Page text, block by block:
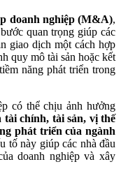
doanh nghiệp (M&A),
quan trọng giúp các
giao dịch một cách hợp
quy mô tài sản hoặc kết
năng phát triển trong
có thể chịu ảnh hưởng
tài chính, tài sản, vị thế
phát triển của ngành
tố này giúp các nhà đầu
doanh nghiệp và xây